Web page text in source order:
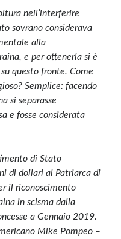
nell’interferire
sovrano considerava
alla
e per ottenerla si è
questo fronte. Come
Semplice: facendo
si separasse
e fosse considerata
di Stato
di dollari al Patriarca di
il riconoscimento
in scisma dalla
a Gennaio 2019.
Mike Pompeo –